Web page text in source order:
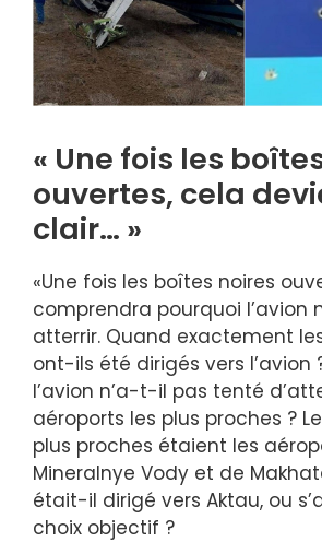
« Une fois les
ouvertes, cela
clair… »
«Une fois les boîtes noires
comprendra pourquoi l’avion
atterrir. Quand exactement
ont-ils été dirigés vers l’avion
l’avion n’a-t-il pas tenté
aéroports les plus proches ?
plus proches étaient les
Mineralnye Vody et de
était-il dirigé vers Aktau, ou
choix objectif ?